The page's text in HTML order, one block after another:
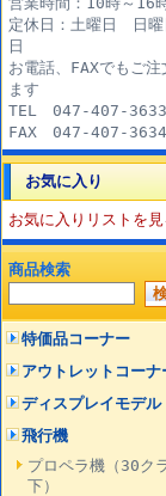
定休日：土曜日 日
日
お電話、FAXでもご注
ます
TEL 047-407-3633
FAX 047-407-3634
お気に入り
お気に入りリストを見
商品検索
特価品コーナー
アウトレットコーナ
ディスプレイモデル
飛行機
プロペラ機（30ク
下）